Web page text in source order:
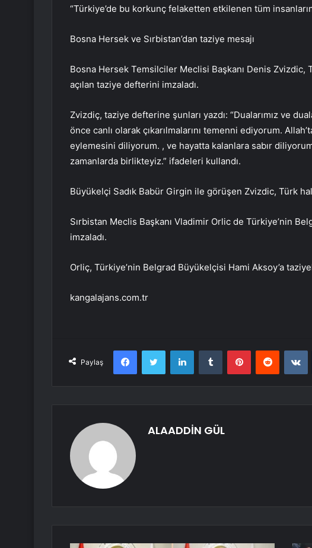
“Türkiye’de bu korkunç felaketten etkilenen tüm
Bosna Hersek ve Sırbistan’dan taziye mesajı
Bosna Hersek Temsilciler Meclisi Başkanı Denis Zvizdic,
açılan taziye defterini imzaladı.
Zvizdiç, taziye defterine şunları yazdı: “Dualarımız ve
önce canlı olarak çıkarılmalarını temenni ediyorum.
eylemesini diliyorum. , ve hayatta kalanlara sabır
zamanlarda birlikteyiz.” ifadeleri kullandı.
Büyükelçi Sadık Babür Girgin ile görüşen Zvizdic, Türk
Sırbistan Meclis Başkanı Vladimir Orlic de Türkiye’nin
imzaladı.
Orliç, Türkiye’nin Belgrad Büyükelçisi Hami Aksoy’a
kangalajans.com.tr
Paylaş
FacebookTwitter LinkedInTumblr PinterestReddit
ALAADDİN GÜL